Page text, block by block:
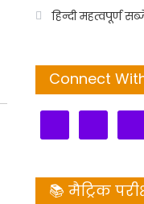
हिन्दी महत्वपूर्ण
Connect
📚 मैट्रिक